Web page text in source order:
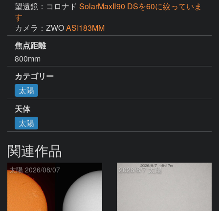
望遠鏡：コロナド SolarMaxⅡ90 DSを60に絞っていま
す
カメラ：ZWOASI183MM
焦点距離
800mm
カテゴリー
太陽
天体
太陽
関連作品
太陽 2026/08/07 2026/8/7 太陽